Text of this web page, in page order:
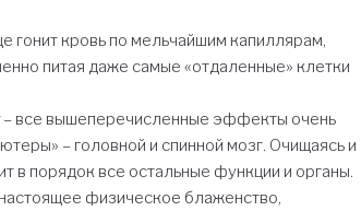
гонит кровь по мельчайшим капиллярам,
питая даже самые «отдаленные» клетки
– все вышеперечисленные эффекты очень
– головной и спинной мозг. Очищаясь и
в порядок все остальные функции и органы.
физическое блаженство,